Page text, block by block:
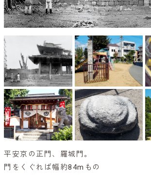
平安京の正門、羅城門。
門をくぐれば幅約84mもの